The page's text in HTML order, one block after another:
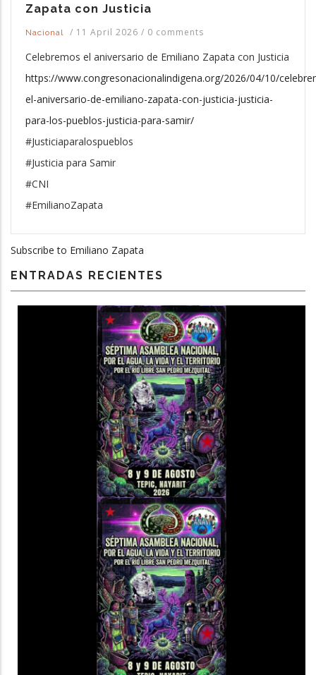
Zapata con Justicia
Nacional / 11 April 2026 / 0 comments
Celebremos el aniversario de Emiliano Zapata con Justicia
https://www.congresonacionalindigena.org/2026/04/10/
el-aniversario-de-emiliano-zapata-con-justicia-justicia-
para-los-pueblos-justicia-para-samir/
#Justiciaparalospueblos
#Justicia para Samir
#CNI
#EmilianoZapata
Subscribe to Emiliano Zapata
ENTRADAS RECIENTES